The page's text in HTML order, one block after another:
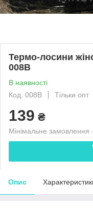
Термо-лосини
008В
В наявності
Код: 008В
Тільки опт
139 ₴
Мінімальне
Опис